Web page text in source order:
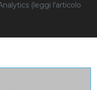
(leggi l'articolo